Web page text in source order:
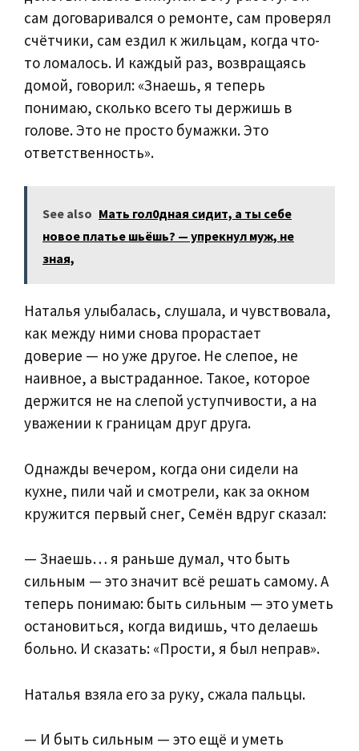
сам договаривался о ремонте, сам проверял
счётчики, сам ездил к жильцам, когда что-
то ломалось. И каждый раз, возвращаясь
домой, говорил: «Знаешь, я теперь
понимаю, сколько всего ты держишь в
голове. Это не просто бумажки. Это
ответственность».
See also Мать гол0дная сидит, а ты себе
новое платье шьёшь? — упрекнул муж, не
зная,
Наталья улыбалась, слушала, и чувствовала,
как между ними снова прорастает
доверие — но уже другое. Не слепое, не
наивное, а выстраданное. Такое, которое
держится не на слепой уступчивости, а на
уважении к границам друг друга.
Однажды вечером, когда они сидели на
кухне, пили чай и смотрели, как за окном
кружится первый снег, Семён вдруг сказал:
— Знаешь… я раньше думал, что быть
сильным — это значит всё решать самому. А
теперь понимаю: быть сильным — это уметь
остановиться, когда видишь, что делаешь
больно. И сказать: «Прости, я был неправ».
Наталья взяла его за руку, сжала пальцы.
— И быть сильным — это ещё и уметь